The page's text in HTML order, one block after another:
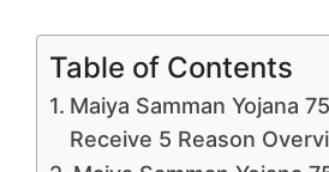
Table of Contents
Maiya Samman Yojana
Receive 5 Reason